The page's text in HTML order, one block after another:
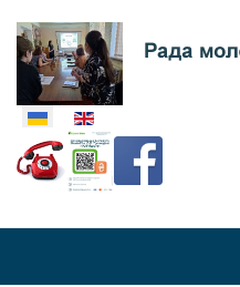
Оберіть свою мову